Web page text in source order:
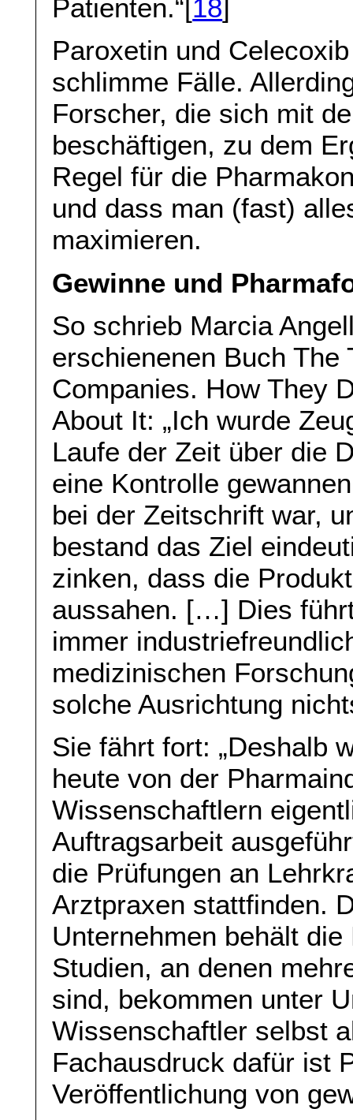
Patienten.“[ 18
Paroxetin und
schlimme Fälle.
Forscher, die sich mit
beschäftigen, zu dem
Regel für die
und dass man (fast)
maximieren.
Gewinne und
So schrieb Marcia
erschienenen Buch The
Companies. How They
About It: „Ich wurde
Laufe der Zeit über die
eine Kontrolle
bei der Zeitschrift war,
bestand das Ziel
zinken, dass die
aussahen. […] Dies
immer
medizinischen
solche Ausrichtung
Sie fährt fort: „Deshalb
heute von der
Wissenschaftlern
Auftragsarbeit
die Prüfungen an
Arztpraxen stattfinden.
Unternehmen behält
Studien, an denen
sind, bekommen unter
Wissenschaftler selbst
Fachausdruck dafür ist
Veröffentlichung von